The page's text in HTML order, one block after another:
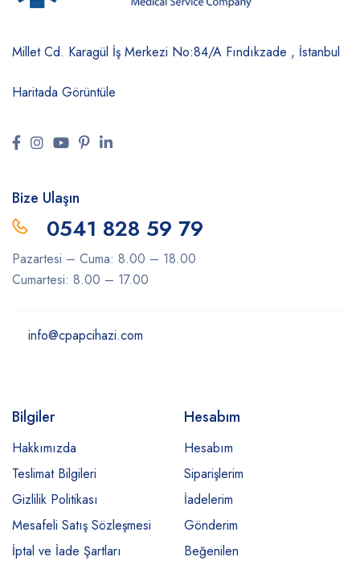
Millet Cd. Karagül İş Merkezi No:84/A Fındıkzade , İstanbul
Haritada Görüntüle
Bize Ulaşın
0541 828 59 79
Pazartesi – Cuma: 8.00 – 18.00
Cumartesi: 8.00 – 17.00
info@cpapcihazi.com
Bilgiler
Hakkımızda
Teslimat Bilgileri
Gizlilik Politikası
Mesafeli Satış Sözleşmesi
İptal ve İade Şartları
Hesabım
Hesabım
Siparişlerim
İadelerim
Gönderim
Beğenilen